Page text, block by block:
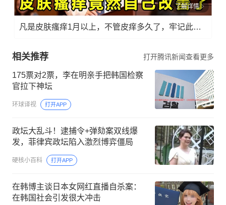
了解详情
凡是皮肤瘙痒1月以上，不管皮痒多久了，牢记此法，快！准！狠！
相关推荐 打开腾讯新闻查看更多
175票对2票，李在明亲手把韩国检察
官拉下神坛
环球译视 打开APP
政坛大乱斗！逮捕令+弹劾案双线爆
发，菲律宾政坛陷入激烈博弈僵局
硬核小百科 打开APP
在韩博主谈日本女网红直播自杀案：
在韩国社会引发很大冲击